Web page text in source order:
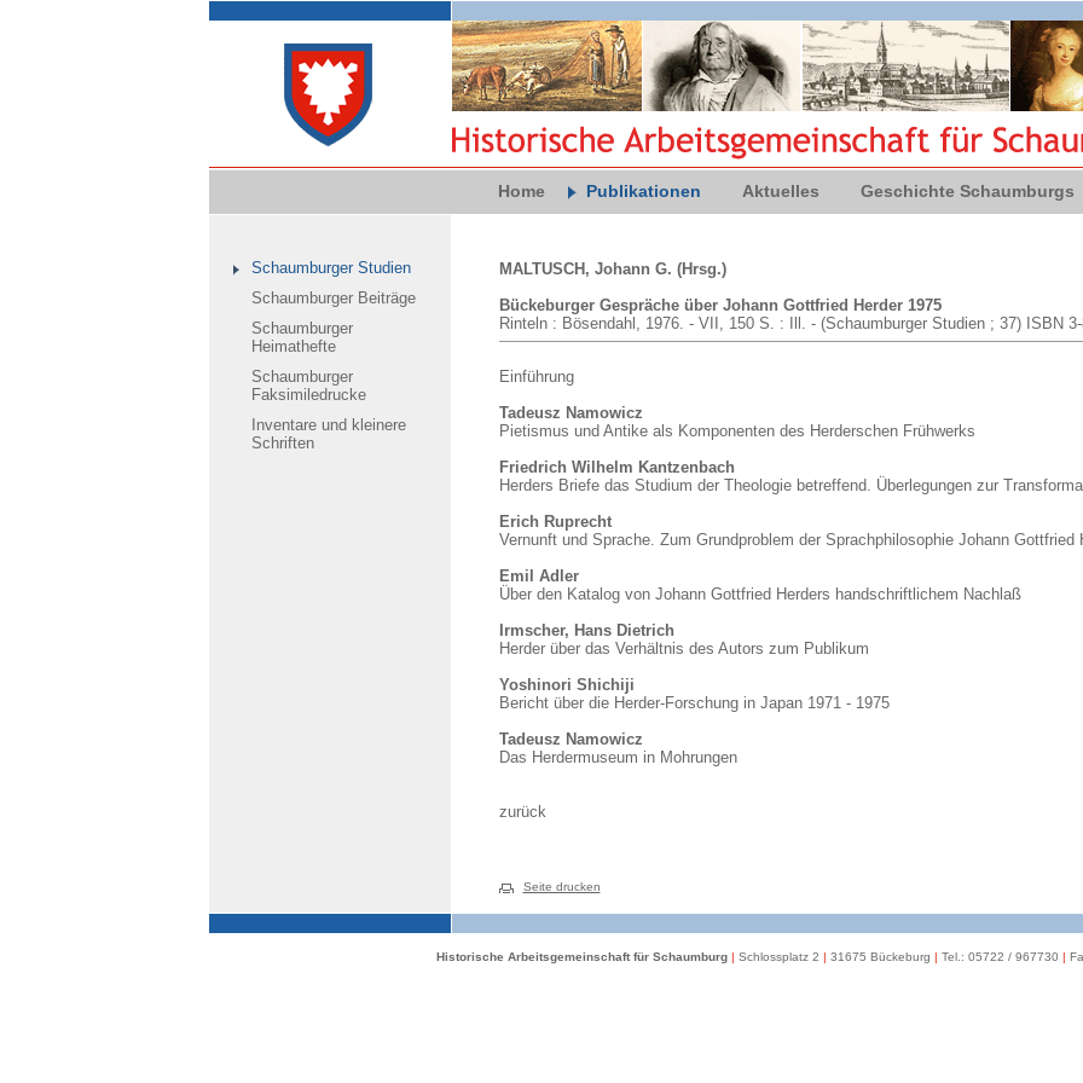
Home Publikationen Aktuelles Geschichte Schaumburgs
Schaumburger Studien
Schaumburger Beiträge
Schaumburger
Heimathefte
Schaumburger
Faksimiledrucke
Inventare und kleinere
Schriften
MALTUSCH, Johann G. (Hrsg.)
Bückeburger Gespräche über Johann Gottfried Herder 1975
Rinteln : Bösendahl, 1976. - VII, 150 S. : Ill. - (Schaumburger Studien ; 37) ISBN 3-
Einführung
Tadeusz Namowicz
Pietismus und Antike als Komponenten des Herderschen Frühwerks
Friedrich Wilhelm Kantzenbach
Herders Briefe das Studium der Theologie betreffend. Überlegungen zur
Erich Ruprecht
Vernunft und Sprache. Zum Grund­problem der Sprachphilosophie Johann Gottfried
Emil Adler
Über den Katalog von Johann Gottfried Herders handschriftlichem Nachlaß
Irmscher, Hans Dietrich
Herder über das Verhältnis des Autors zum Publikum
Yoshinori Shichiji
Bericht über die Herder-Forschung in Japan 1971 - 1975
Tadeusz Namowicz
Das Herdermuseum in Mohrungen
zurück
Seite drucken
Historische Arbeitsgemeinschaft für Schaumburg | Schlossplatz 2 | 31675 Bückeburg | Tel.: 05722 / 967730 |